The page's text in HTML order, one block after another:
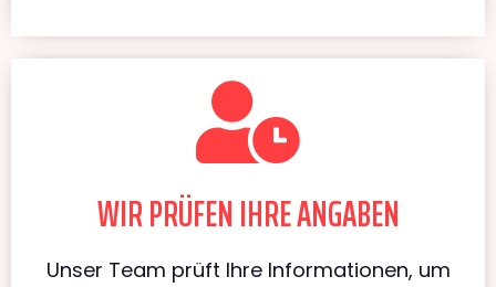
WIR PRÜFEN IHRE ANGABEN
Unser Team prüft Ihre Informationen, um